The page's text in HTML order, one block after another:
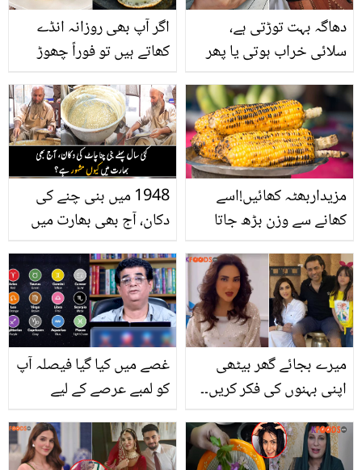
اگر آپ بھی روزانہ انڈے
کھاتے ہیں تو فوراً چھوڑ
استعمال آپ کو بھی اس
خطرناک بیماری کا شکار بنا
سکتا ہے
دھاگہ بہت توڑتی ہے،
سلائی خراب ہوتی یا پھر
مشین کی سیٹنگ کا ایسا
طریقہ جو کاریگر خود بھی
کرتے لیکن کسی کو بتاتے
نہیں
1948 میں بنی چنے کی
دکان، آج بھی بھارت میں
یہ دکان کہاں پر ہے اور اس
سے متعلق چند سچ
مزیداربھٹہ کھائیں!اسے
کھانے سے وزن بڑھ جاتا
غلط فہمیاں اور ان کی
حقیقت
غصے میں کیا گیا فیصلہ آپ
کو لمبے عرصے کے لیے
ہفتہ کیسا رہے گا؟ ستاروں
کا حال بتانے والے ہمایوں
میرے بجائے گھر بیٹھی
اپنی بہنوں کی فکر کریں۔۔
جھوٹی افواہیں پھیلانے
والوں پر شدید تنقید